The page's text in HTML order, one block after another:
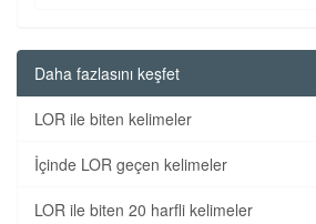
Daha fazlasını keşfet
LOR ile biten kelimeler
İçinde LOR geçen kelimeler
LOR ile biten 20 harfli kelimeler